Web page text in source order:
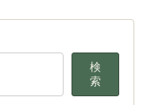
検
索